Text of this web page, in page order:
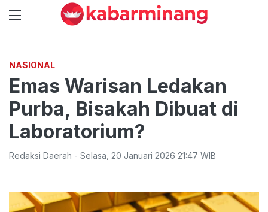
NASIONAL
Emas Warisan Ledakan
Purba, Bisakah Dibuat di
Laboratorium?
Redaksi Daerah - Selasa 20 Januari 2026 21:47 WIB